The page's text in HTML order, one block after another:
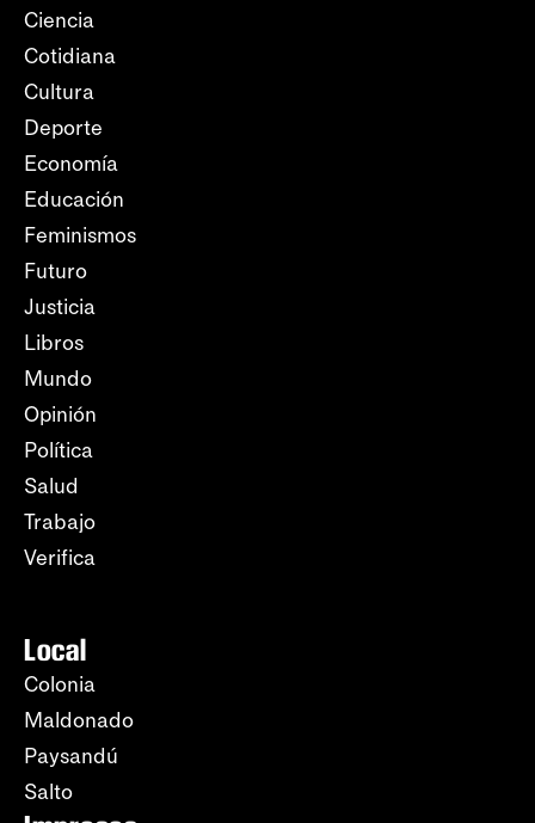
Ciencia
Cotidiana
Cultura
Deporte
Economía
Educación
Feminismos
Futuro
Justicia
Libros
Mundo
Opinión
Política
Salud
Trabajo
Verifica
Local
Colonia
Maldonado
Paysandú
Salto